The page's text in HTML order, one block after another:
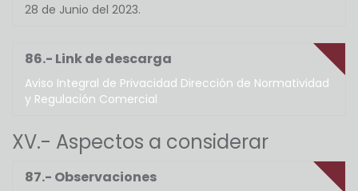
28 de Junio del 2023.
86.- Link de descarga
Aviso Integral de Privacidad Dirección de Normatividad
y Regulación Comercial
XV.- Aspectos a considerar
87.- Observaciones